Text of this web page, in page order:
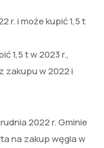
r. i może kupić 1,5 t
1,5 t w 2023 r.,
zakupu w 2022 i
2022 r. Gminie
na zakup węgla w